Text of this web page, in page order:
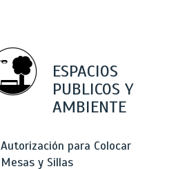
ESPACIOS
PUBLICOS Y
AMBIENTE
Autorización para Colocar
Mesas y Sillas